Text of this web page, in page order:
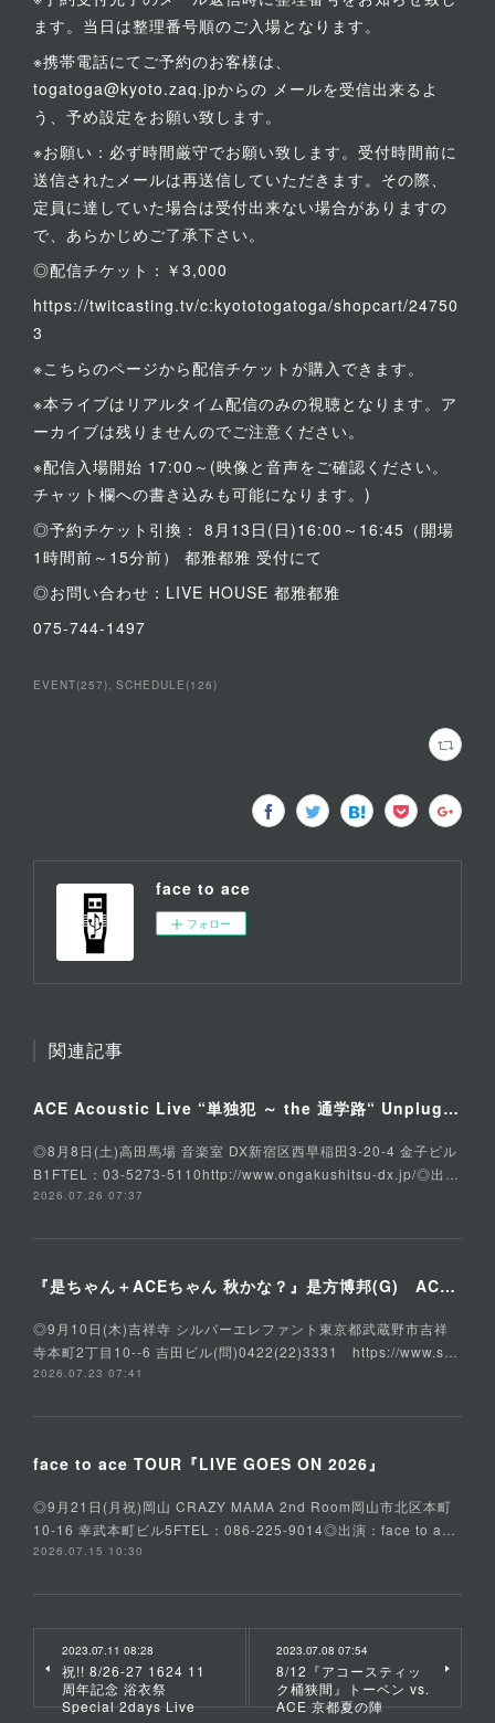
ます。当日は整理番号順のご入場となります。
※携帯電話にてご予約のお客様は、
togatoga@kyoto.zaq.jpからの メールを受信出来るよ
う、予め設定をお願い致します。
※お願い：必ず時間厳守でお願い致します。受付時間前に
送信されたメールは再送信していただきます。その際、
定員に達していた場合は受付出来ない場合がありますの
で、あらかじめご了承下さい。
◎配信チケット：￥3,000
https://twitcasting.tv/c:kyototogatoga/shopcart/24750
3
※こちらのページから配信チケットが購入できます。
※本ライブはリアルタイム配信のみの視聴となります。ア
ーカイブは残りませんのでご注意ください。
※配信入場開始 17:00～(映像と音声をご確認ください。
チャット欄への書き込みも可能になります。)
◎予約チケット引換： 8月13日(日)16:00～16:45（開場
1時間前～15分前） 都雅都雅 受付にて
◎お問い合わせ：LIVE HOUSE 都雅都雅
075-744-1497
EVENT(257) SCHEDULE (126)
face to ace
フォロー
関連記事
ACE Acoustic Live “単独犯 ～ the 通学路“ Unplugged Special
◎8月8日(土)高田馬場 音楽室 DX新宿区西早稲田3-20-4 金子ビル
B1FTEL：03-5273-5110http://www.ongakushitsu-dx.jp/◎出…
2026.07.26 07:37
『是ちゃん＋ACEちゃん 秋かな？』是方博邦(G) ACE(Vo,G) 石川俊介(B) そうる透(Ds)
◎9月10日(木)吉祥寺 シルバーエレファント東京都武蔵野市吉祥
寺本町2丁目10--6 吉田ビル(問)0422(22)3331 https://www.s…
2026.07.23 07:41
face to ace TOUR『LIVE GOES ON 2026』
◎9月21日(月祝)岡山 CRAZY MAMA 2nd Room岡山市北区本町
10-16 幸武本町ビル5FTEL：086-225-9014◎出演：face to a…
2026.07.15 10:30
2023.07.11 08:28
祝!! 8/26-27 1624 11
周年記念 浴衣祭
Special 2days Live
2023.07.08 07:54
8/12『アコースティッ
ク桶狭間』トーベン vs.
ACE 京都夏の陣